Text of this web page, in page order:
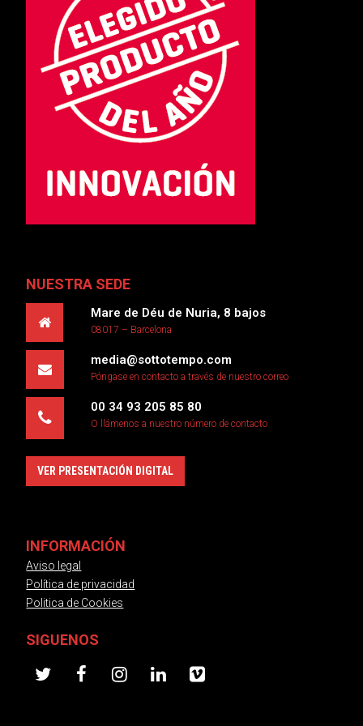
NUESTRA SEDE
Mare de Déu de Nuria, 8 bajos
08017 – Barcelona
media@sottotempo.com
Póngase en contacto a través de nuestro correo
00 34 93 205 85 80
O llámenos a nuestro número de contacto
VER PRESENTACIÓN DIGITAL
INFORMACIÓN
Aviso legal
Política de privacidad
Politica de Cookies
SIGUENOS
twitterfacebookinstagram
linkedinvimeo